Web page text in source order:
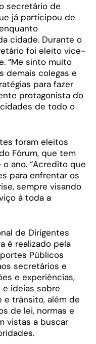
secretário de
já participou de
cidade. Durante o
foi eleito vice-
“Me sinto muito
demais colegas e
para fazer
protagonista do
de todo o
foram eleitos
Fórum, que tem
ano. “Acredito que
para enfrentar os
sempre visando
à toda a
de Dirigentes
é realizado pela
Públicos
secretários e
e experiências,
ideias sobre
e trânsito, além de
de lei, normas e
vistas a buscar